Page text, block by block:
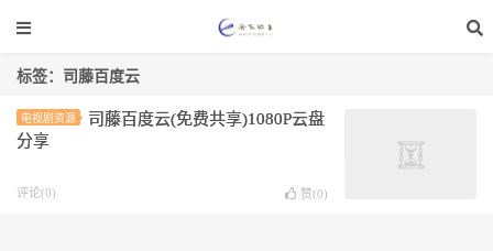
标签：司藤百度云
电视剧资源
司藤百度云(免费共享)1080P云盘
分享
评论(0) 赞(0)